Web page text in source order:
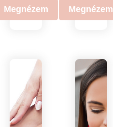
Megnézem Megnézem